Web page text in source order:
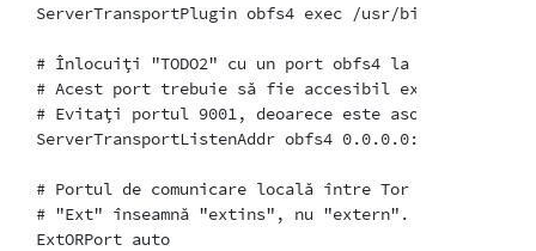
ServerTransportPlugin obfs4 exec /usr/bin/obfs4proxy
# Înlocuiți "TODO2" cu un port obfs4 la alegere.
# Acest port trebuie să fie accesibil extern și
# Evitați portul 9001, deoarece este asociat în
ServerTransportListenAddr obfs4 0.0.0.0:TODO2
# Portul de comunicare locală între Tor și obfs4.
# "Ext" înseamnă "extins", nu "extern". Nu
ExtORPort auto